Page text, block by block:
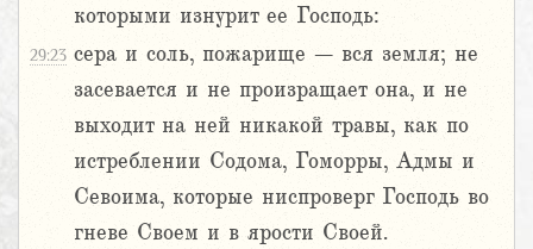
которыми изнурит ее Господь:
29:23 сера и соль, пожарище – вся земля; не
засевается и не произращает она, и не
выходит на ней никакой травы, как по
истреблении Содома, Гоморры, Адмы и
Севоима, которые ниспроверг Господь во
гневе Своем и в ярости Своей.